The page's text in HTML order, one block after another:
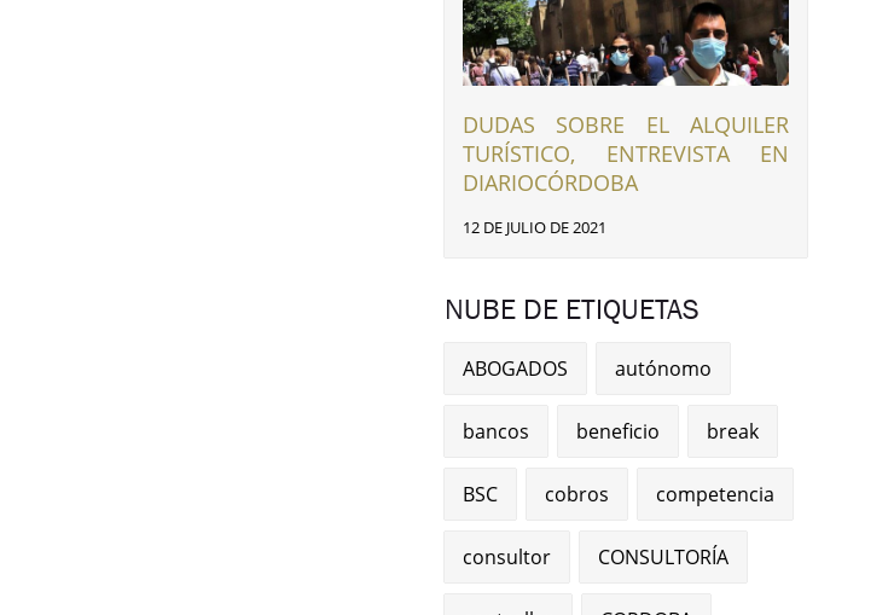
DUDAS SOBRE EL ALQUILER
TURÍSTICO, ENTREVISTA EN
DIARIOCÓRDOBA
12 DE JULIO DE 2021
NUBE DE ETIQUETAS
ABOGADOS autónomo
bancos beneficio break
BSC cobros competencia
consultor CONSULTORÍA